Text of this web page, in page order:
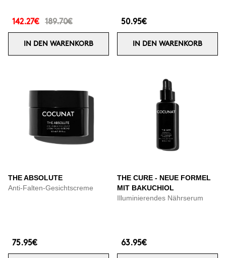
142.27€ 189.70€
IN DEN WARENKORB
50.95€
IN DEN WARENKORB
THE ABSOLUTE
Anti-Falten-Gesichtscreme
75.95€
THE CURE - NEUE FORMEL
MIT BAKUCHIOL
Illuminierendes Nährserum
63.95€